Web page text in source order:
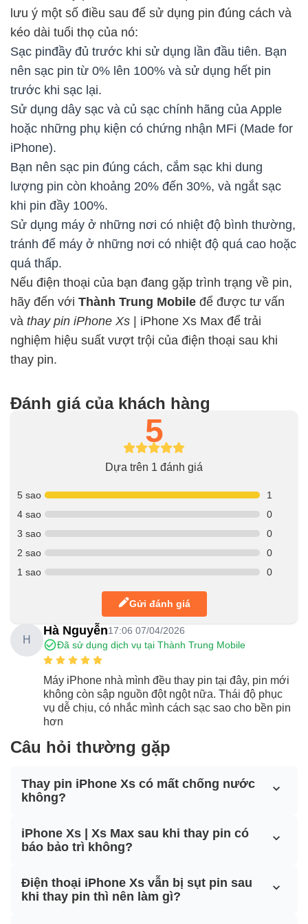
lưu ý một số điều sau để sử dụng pin đúng cách và
kéo dài tuổi thọ của nó:
Sạc pinđầy đủ trước khi sử dụng lần đầu tiên. Bạn
nên sạc pin từ 0% lên 100% và sử dụng hết pin
trước khi sạc lại.
Sử dụng dây sạc và củ sạc chính hãng của Apple
hoặc những phụ kiện có chứng nhận MFi (Made for
iPhone).
Bạn nên sạc pin đúng cách, cắm sạc khi dung
lượng pin còn khoảng 20% đến 30%, và ngắt sạc
khi pin đầy 100%.
Sử dụng máy ở những nơi có nhiệt độ bình thường,
tránh để máy ở những nơi có nhiệt độ quá cao hoặc
quá thấp.
Nếu điện thoại của bạn đang gặp trình trạng về pin,
hãy đến với Thành Trung Mobile để được tư vấn
và thay pin iPhone Xs | iPhone Xs Max để trải
nghiệm hiệu suất vượt trội của điện thoại sau khi
thay pin.
Đánh giá của khách hàng
5
Dựa trên 1 đánh giá
5 sao
1
4 sao
0
3 sao
0
2 sao
0
1 sao
0
Gửi đánh giá
H
Hà Nguyễn17:06 07/04/2026
Đã sử dụng dịch vụ tại Thành Trung Mobile
Máy iPhone nhà mình đều thay pin tại đây, pin mới
không còn sập nguồn đột ngột nữa. Thái độ phục
vụ dễ chịu, có nhắc mình cách sạc sao cho bền pin
hơn
Câu hỏi thường gặp
Thay pin iPhone Xs có mất chống nước
không?
iPhone Xs | Xs Max sau khi thay pin có
báo bảo trì không?
Điện thoại iPhone Xs vẫn bị sụt pin sau
khi thay pin thì nên làm gì?